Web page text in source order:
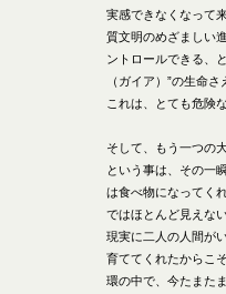
実感できなくなって
質文明のめざましい
ントロールできる、
（ガイア）”の生命
これは、とても危険
そして、もう一つの
という事は、その一
は食べ物になってく
ではほとんど見えな
現実に二人の人間が
育ててくれたからこ
環の中で、今たまた